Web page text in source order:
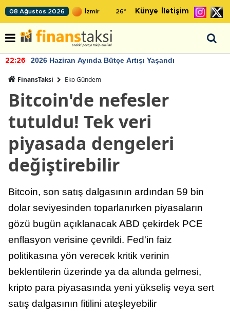
08 Ağustos 2026 26° Künye İletişim
22:26 2026 Haziran Ayında Bütçe Artışı Yaşandı
FinansTaksi Eko Gündem
Bitcoin'de nefesler
tutuldu! Tek veri
piyasada dengeleri
değiştirebilir
Bitcoin, son satış dalgasının ardından 59 bin
dolar seviyesinden toparlanırken piyasaların
gözü bugün açıklanacak ABD çekirdek PCE
enflasyon verisine çevrildi. Fed'in faiz
politikasına yön verecek kritik verinin
beklentilerin üzerinde ya da altında gelmesi,
kripto para piyasasında yeni yükseliş veya sert
satış dalgasının fitilini ateşleyebilir